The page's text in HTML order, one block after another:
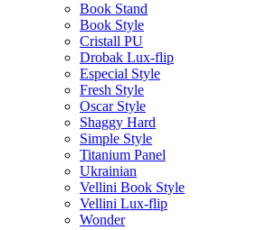
Book Stand
Book Style
Cristall PU
Drobak Lux-flip
Especial Style
Fresh Style
Oscar Style
Shaggy Hard
Simple Style
Titanium Panel
Ukrainian
Vellini Book Style
Vellini Lux-flip
Wonder